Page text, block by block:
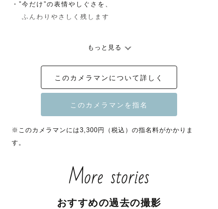
・”今だけ”の表情やしぐさを、
ふんわりやさしく残します
【6〜8月　平日撮影限定🌿】
夏の平日は比較的ゆったり撮影できるため、
6〜8月の平日撮影限定で
指名料を2,200円OFFにさせていただきます☺️
（ご予約前に公式LINEやinstagramからご連絡下さった
方）
「土日は予定が合いにくくて…」
という方も、この機会にぜひお気軽にご相談ください◎
いつもの何気ない日常も、
もっと見る
このカメラマンについて詳しく
※このカメラマンには3,300円（税込）の指名料がかかりま
す。
More stories
おすすめの過去の撮影